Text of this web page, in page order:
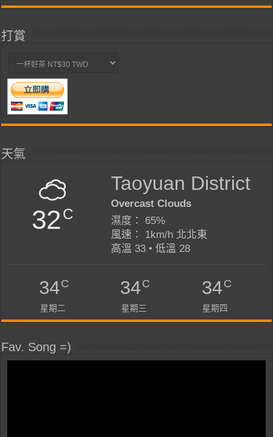
打賞
天氣
32C
Taoyuan District
Overcast Clouds
濕度： 65%
風速： 1km/h 北北東
高溫 33 • 低溫 28
34C
星期二
34C
星期三
34C
星期四
Fav. Song =)